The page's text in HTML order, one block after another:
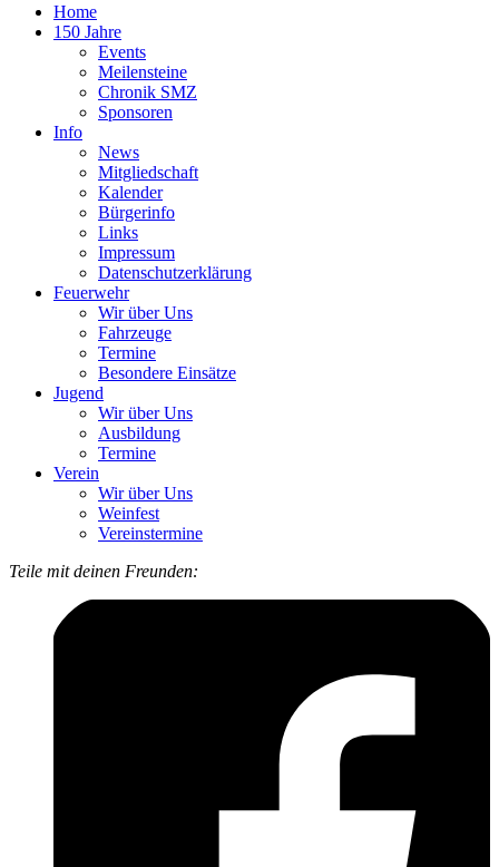
Home
150 Jahre
Events
Meilensteine
Chronik SMZ
Sponsoren
Info
News
Mitgliedschaft
Kalender
Bürgerinfo
Links
Impressum
Datenschutzerklärung
Feuerwehr
Wir über Uns
Fahrzeuge
Termine
Besondere Einsätze
Jugend
Wir über Uns
Ausbildung
Termine
Verein
Wir über Uns
Weinfest
Vereinstermine
Teile mit deinen Freunden: